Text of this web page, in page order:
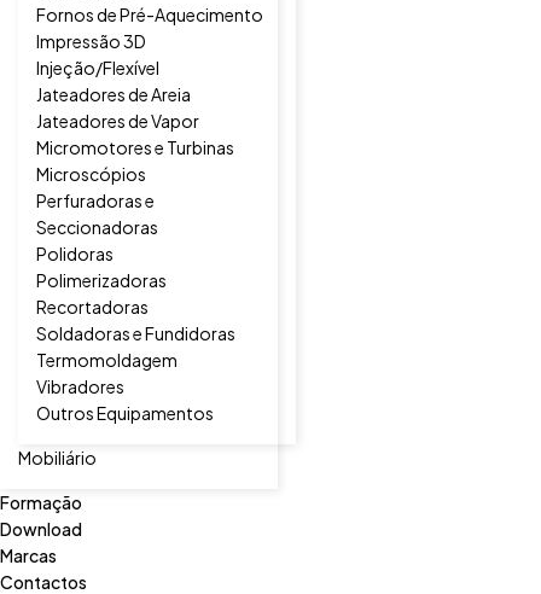
Fornos de Pré-Aquecimento
Impressão 3D
Injeção/Flexível
Jateadores de Areia
Jateadores de Vapor
Micromotores e Turbinas
Microscópios
Perfuradoras e
Seccionadoras
Polidoras
Polimerizadoras
Recortadoras
Soldadoras e Fundidoras
Termomoldagem
Vibradores
Outros Equipamentos
Mobiliário
Formação
Download
Marcas
Contactos